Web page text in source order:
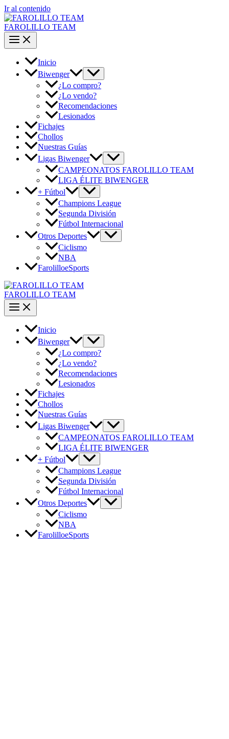
Ir al contenido
FAROLILLO TEAM
Inicio
Biwenger
¿Lo compro?
¿Lo vendo?
Recomendaciones
Lesionados
Fichajes
Chollos
Nuestras Guías
Ligas Biwenger
CAMPEONATOS FAROLILLO TEAM
LIGA ÉLITE BIWENGER
+ Fútbol
Champions League
Segunda División
Fútbol Internacional
Otros Deportes
Ciclismo
NBA
FarolilloeSports
FAROLILLO TEAM
Inicio
Biwenger
¿Lo compro?
¿Lo vendo?
Recomendaciones
Lesionados
Fichajes
Chollos
Nuestras Guías
Ligas Biwenger
CAMPEONATOS FAROLILLO TEAM
LIGA ÉLITE BIWENGER
+ Fútbol
Champions League
Segunda División
Fútbol Internacional
Otros Deportes
Ciclismo
NBA
FarolilloeSports